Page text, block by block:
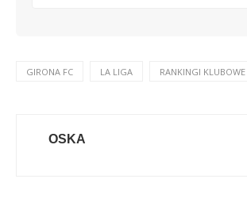
GIRONA FC LA LIGA RANKINGI KLUBOWE
OSKA